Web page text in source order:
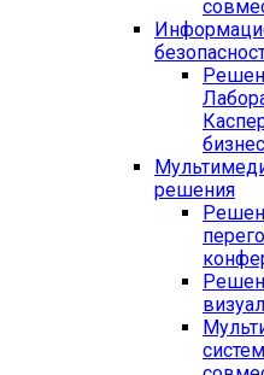
решения